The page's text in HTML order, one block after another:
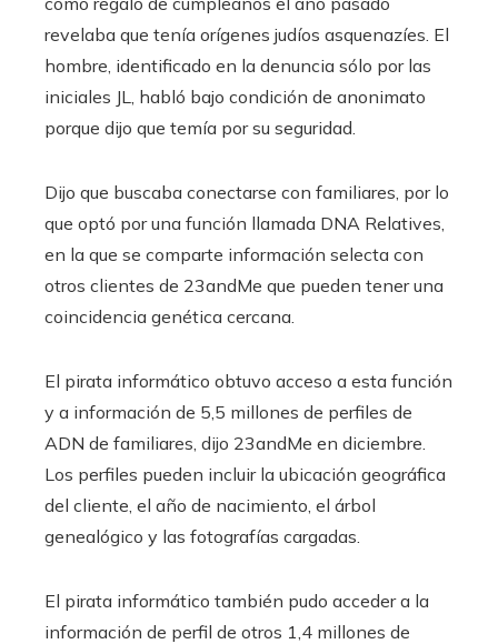
revelaba que tenía orígenes judíos asquenazíes. El
hombre, identificado en la denuncia sólo por las
iniciales JL, habló bajo condición de anonimato
porque dijo que temía por su seguridad.
Dijo que buscaba conectarse con familiares, por lo
que optó por una función llamada DNA Relatives,
en la que se comparte información selecta con
otros clientes de 23andMe que pueden tener una
coincidencia genética cercana.
El pirata informático obtuvo acceso a esta función
y a información de 5,5 millones de perfiles de
ADN de familiares, dijo 23andMe en diciembre.
Los perfiles pueden incluir la ubicación geográfica
del cliente, el año de nacimiento, el árbol
genealógico y las fotografías cargadas.
El pirata informático también pudo acceder a la
información de perfil de otros 1,4 millones de